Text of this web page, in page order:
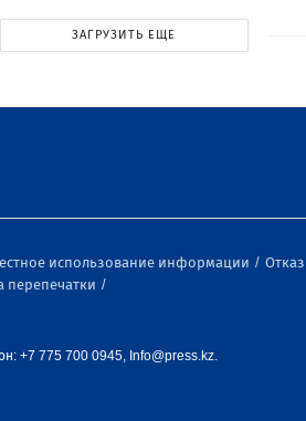
ЗАГРУЗИТЬ ЕЩЕ
использование информации
перепечатки
+7 775 700 0945, Info@press.kz.